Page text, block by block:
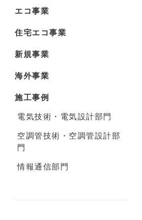
エコ事業
住宅エコ事業
新規事業
海外事業
施工事例
電気技術・電気設計部門
空調管技術・空調管設計部
門
情報通信部門